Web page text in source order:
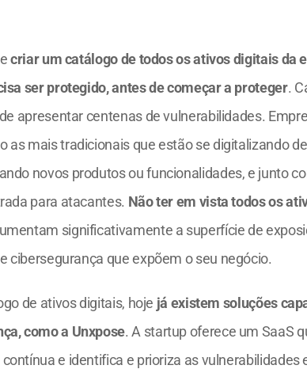
criar um catálogo de todos os ativos digitais da
ser protegido, antes de começar a proteger.
apresentar centenas de vulnerabilidades.
as mais tradicionais que estão se digitalizando
novos produtos ou funcionalidades, e junto
para atacantes. Não ter em vista todos os
significativamente a superfície de
cibersegurança que expõem o seu negócio.
de ativos digitais, hoje já existem soluções
como a Unxpose. A startup oferece um SaaS
e identifica e prioriza as vulnerabilidades